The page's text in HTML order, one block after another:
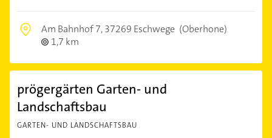
Am Bahnhof 7,37269 Eschwege (Oberhone)
1,7 km
prögergärten Garten- und
Landschaftsbau
GARTEN- UND LANDSCHAFTSBAU